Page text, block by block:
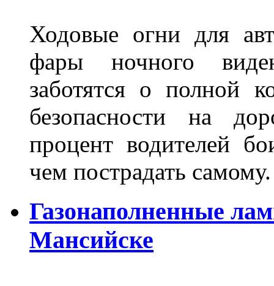
Ходовые огни для
фары ночного
заботятся о полной
безопасности на
процент водителей
чем пострадать самому.
Газонаполненные
Мансийске